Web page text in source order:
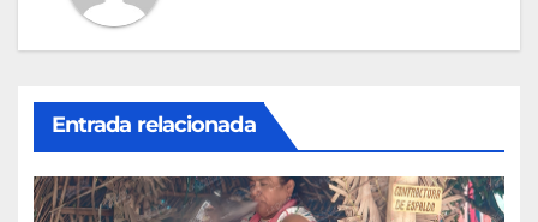
Entrada relacionada